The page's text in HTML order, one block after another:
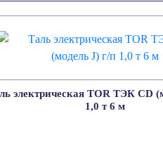
электрическая TOR ТЭК CD
1,0 т 6 м